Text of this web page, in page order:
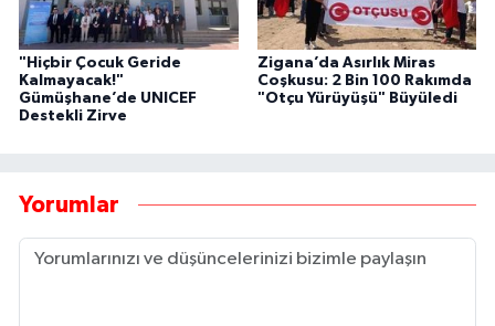
"Hiçbir Çocuk Geride
Kalmayacak!"
Gümüşhane’de UNICEF
Destekli Zirve
Zigana’da Asırlık Miras
Coşkusu: 2 Bin 100 Rakımda
"Otçu Yürüyüşü" Büyüledi
Yorumlar